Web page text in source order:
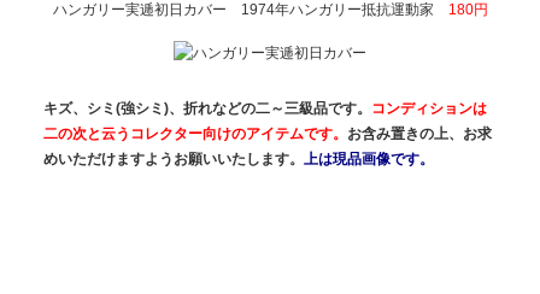
ハンガリー実逓初日カバー 1974年ハンガリー抵抗運動家 180円
キズ、シミ(強シミ)、折れなどの二～三級品です。 コンディションは
二の次と云うコレクター向けのアイテムです。 お含み置きの上、お求
めいただけますようお願いいたします。 上は現品画像です。